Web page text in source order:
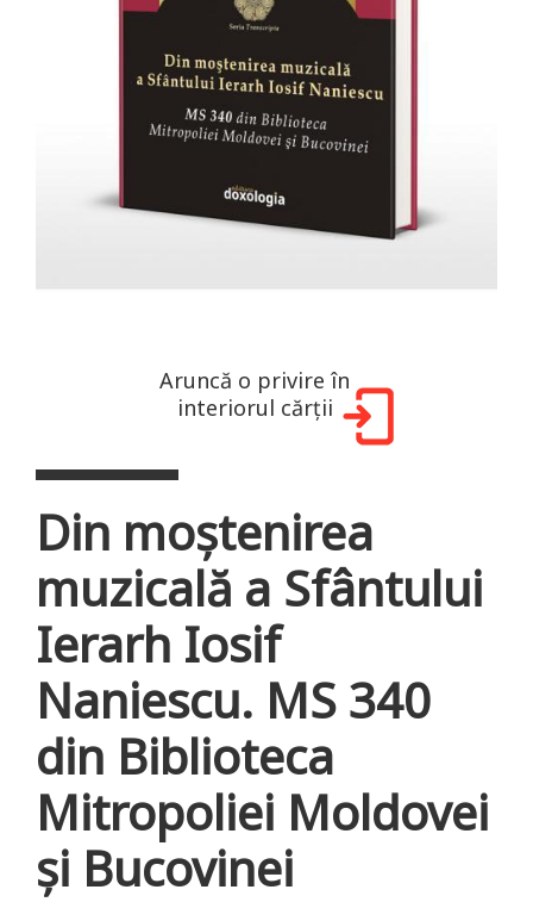
Aruncă o privire în
interiorul cărții
Din moștenirea
muzicală a Sfântului
Ierarh Iosif
Naniescu. MS 340
din Biblioteca
Mitropoliei Moldovei
și Bucovinei